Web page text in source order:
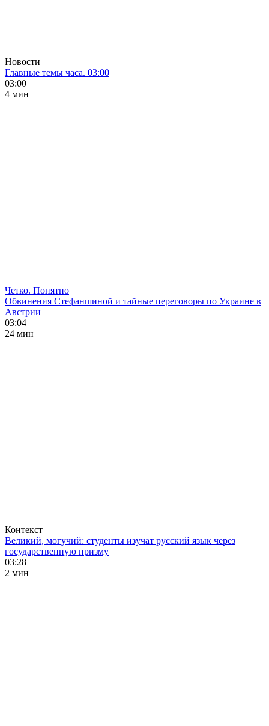
Новости
Главные темы часа. 03:00
03:00
4 мин
Четко. Понятно
Обвинения Стефаншиной и тайные переговоры по Украине в
Австрии
03:04
24 мин
Контекст
Великий, могучий: студенты изучат русский язык через
государственную призму
03:28
2 мин